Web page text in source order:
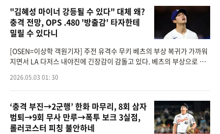
"김혜성 마이너 강등될 수 있다" 대체 왜?
충격 전망, OPS .480 '방출감' 타자한테
밀릴 수 있다니
[OSEN=이상학 객원기자] 주전 유격수 무키 베츠의 부상 복귀가 가까워
지면서 LA 다저스 내야진에 긴장감이 감돌고 있다. 베츠의 부상으로 콜
이라는 전망까지
2026.05.03 01: 30
‘충격 부진→2군행’ 한화 마무리, 8회 삼자
범퇴→9회 무사 만루→폭투 보크 3실점,
롤러코스터 피칭 불안하네